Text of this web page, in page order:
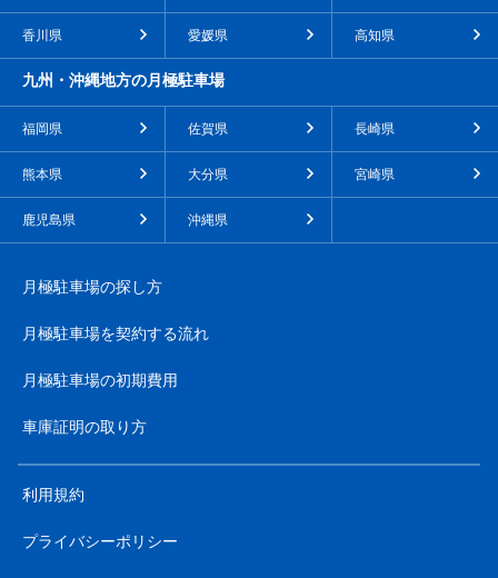
香川県 愛媛県 高知県
九州・沖縄地方の月極駐車場
福岡県 佐賀県 長崎県
熊本県 大分県 宮崎県
鹿児島県 沖縄県
月極駐車場の探し方
月極駐車場を契約する流れ
月極駐車場の初期費用
車庫証明の取り方
利用規約
プライバシーポリシー